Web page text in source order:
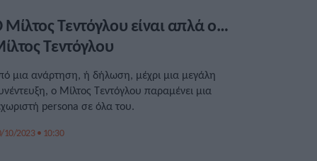
Τεντόγλου είναι απλά ο…
Τεντόγλου
μια ανάρτηση, ή δήλωση, μέχρι μια μεγάλη
ο Μίλτος Τεντόγλου παραμένει μια
persona σε όλα του.
10/2023 • 10:30